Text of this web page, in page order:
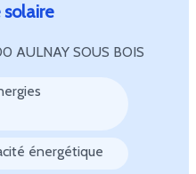
solaire
AULNAY SOUS BOIS
énergétique